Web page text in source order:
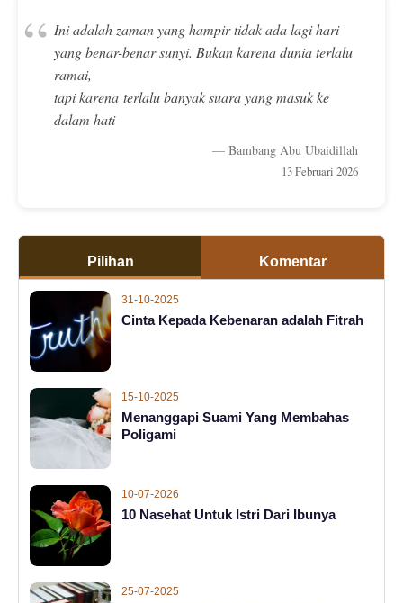
“ Ini adalah zaman yang hampir tidak ada lagi hari
yang benar-benar sunyi. Bukan karena dunia terlalu
ramai,
tapi karena terlalu banyak suara yang masuk ke
dalam hati
— Bambang Abu Ubaidillah
13 Februari 2026
Pilihan Komentar
31-10-2025
Cinta Kepada Kebenaran adalah Fitrah
15-10-2025
Menanggapi Suami Yang Membahas
Poligami
10-07-2026
10 Nasehat Untuk Istri Dari Ibunya
25-07-2025